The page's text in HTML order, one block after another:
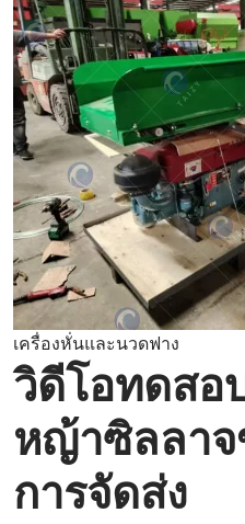
เครื่องหั่นและนวดฟาง
วิดีโอทดสอ
หญ้าซิลลา
การจัดส่ง